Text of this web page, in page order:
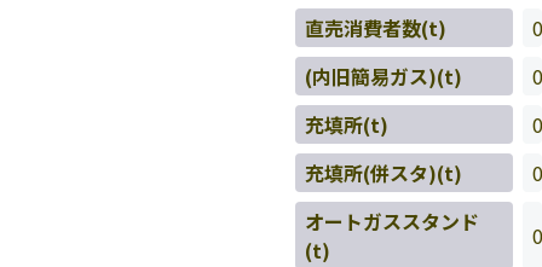
直売消費者数(t)
0
(内旧簡易ガス)(t)
0
充填所(t)
0
充填所(併スタ)(t)
0
オートガススタンド
(t)
0